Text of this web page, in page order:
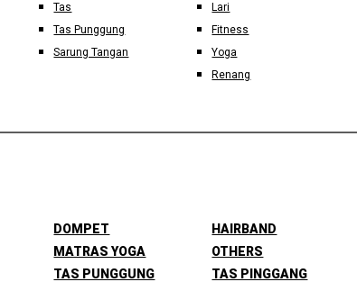
Tas
Tas Punggung
Sarung Tangan
Lari
Fitness
Yoga
Renang
DOMPET HAIRBAND
MATRAS YOGA OTHERS
TAS PUNGGUNG TAS PINGGANG